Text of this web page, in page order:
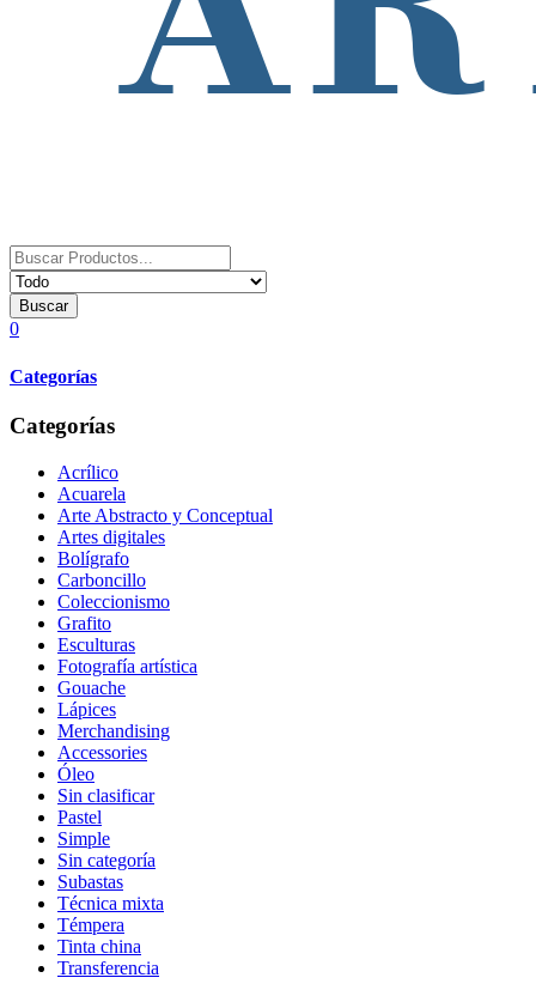
Buscar
0
Categorías
Categorías
Acrílico
Acuarela
Arte Abstracto y Conceptual
Artes digitales
Bolígrafo
Carboncillo
Coleccionismo
Grafito
Esculturas
Fotografía artística
Gouache
Lápices
Merchandising
Accessories
Óleo
Sin clasificar
Pastel
Simple
Sin categoría
Subastas
Técnica mixta
Témpera
Tinta china
Transferencia